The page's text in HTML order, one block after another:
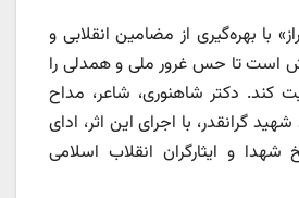
با بهره‌گیری از مضامین انقلابی و
است تا حس غرور ملی و همدلی را
کند. دکتر شاهنوری، شاعر، مداح
گرانقدر، با اجرای این اثر، ادای
و ایثارگران انقلاب اسلامی